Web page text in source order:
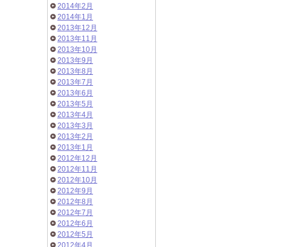
2014年2月
2014年1月
2013年12月
2013年11月
2013年10月
2013年9月
2013年8月
2013年7月
2013年6月
2013年5月
2013年4月
2013年3月
2013年2月
2013年1月
2012年12月
2012年11月
2012年10月
2012年9月
2012年8月
2012年7月
2012年6月
2012年5月
2012年4月